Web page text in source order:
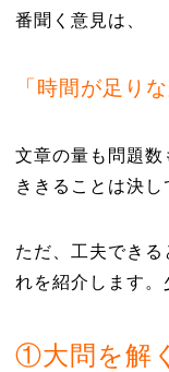
番聞く意見は、
「時間が足り
文章の量も問題
ききることは決し
ただ、工夫でき
れを紹介します。
①大問を解